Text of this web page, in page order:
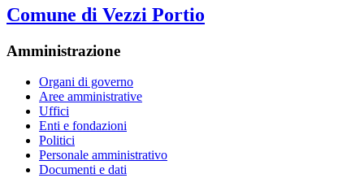
Comune di Vezzi Portio
Amministrazione
Organi di governo
Aree amministrative
Uffici
Enti e fondazioni
Politici
Personale amministrativo
Documenti e dati